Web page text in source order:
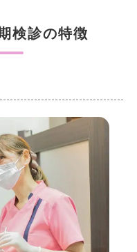
検診の特徴